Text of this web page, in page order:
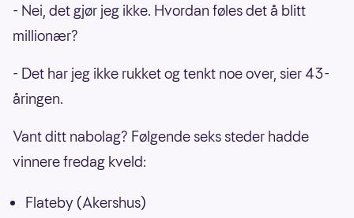
- Nei, det gjør jeg ikke. Hvordan føles det å blitt
millionær?
- Det har jeg ikke rukket og tenkt noe over, sier 43-
åringen.
Vant ditt nabolag? Følgende seks steder hadde
vinnere fredag kveld:
Flateby (Akershus)